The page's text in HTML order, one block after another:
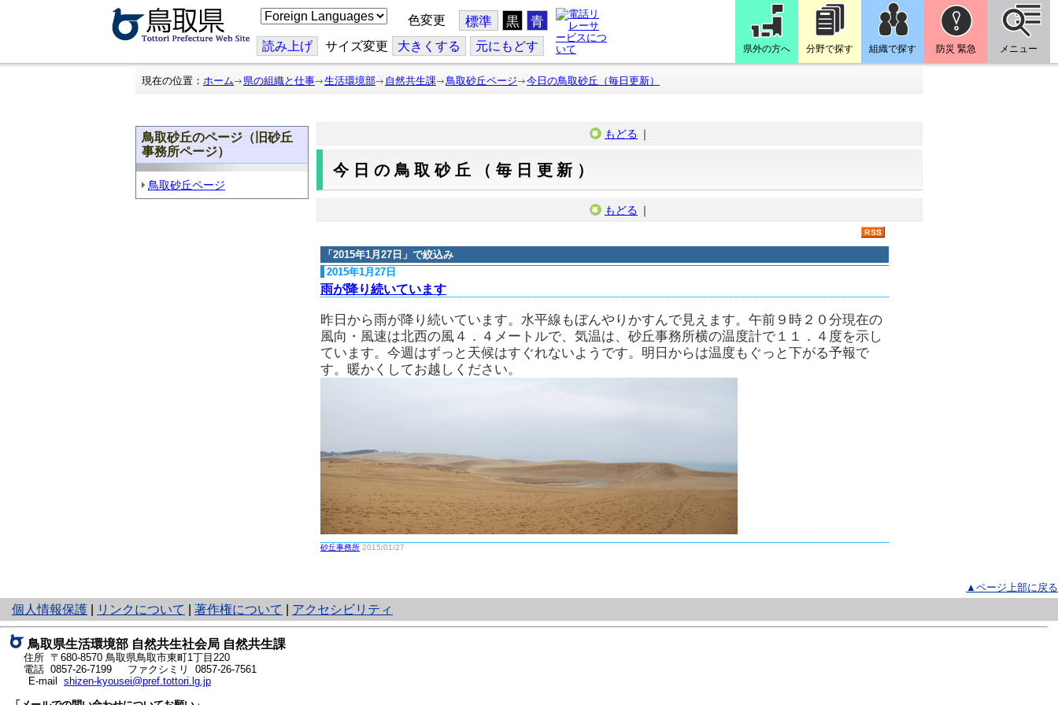
こ
の
ジ
を
翻
色変更 標準 黒 青
読み上げ サイズ変更 大きくする 元にもどす 県外の方へ 分野で探す 組織で探す 防災 緊急 メニュー
現在の位置： ホーム 県の組織と仕事 生活環境部 自然共生課 鳥取砂丘ページ 今日の鳥取砂丘（毎日更新）
鳥取砂丘のページ（旧砂丘
事務所ページ）
鳥取砂丘ページ
もどる ｜
今日の鳥取砂丘（毎日更新）
もどる ｜
「 2015年1月27日 」で絞込み
2015年1月27日
雨が降り続いています
昨日から雨が降り続いています。水平線もぼんやりかすんで見えます。午前９時２０分現在の
風向・風速は北西の風４．４メートルで、気温は、砂丘事務所横の温度計で１１．４度を示し
ています。今週はずっと天候はすぐれないようです。明日からは温度もぐっと下がる予報で
す。暖かくしてお越しください。
砂丘事務所 2015/01/27
▲ページ上部に戻る
個人情報保護
と
り
ネ
ッ
ト
へ
の
リンクについて 著作権について アクセシビリティ
鳥取県生活環境部 自然共生社会局 自然共生課
住所 〒680-8570 鳥取県鳥取市東町1丁目220
電話 0857-26-7199
ファクシミリ 0857-26-7561
E-mail shizen-kyousei@pref.tottori.lg.jp